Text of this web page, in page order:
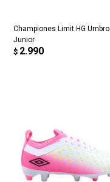
Championes Limit HG Umbro
Junior
$ 2.990